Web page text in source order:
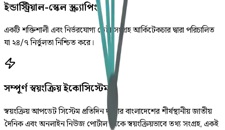
ইন্ডাস্ট্রিয়াল-স্কেল স্ক্র্যাপিং
একটি শক্তিশালী এবং নির্ভরযোগ্য ডেটা সংগ্রহ আর্কিটেকচার দ্বারা পরিচালিত
যা ২৪/৭ নির্ভুলতা নিশ্চিত করে।
সম্পূর্ণ স্বয়ংক্রিয় ইকোসিস্টেম
স্বয়ংক্রিয় আপডেট সিস্টেম প্রতিদিন দুইবার বাংলাদেশের শীর্ষস্থানীয় জাতীয়
দৈনিক এবং অনলাইন নিউজ পোর্টাল থেকে স্বয়ংক্রিয়ভাবে তথ্য সংগ্রহ, একই